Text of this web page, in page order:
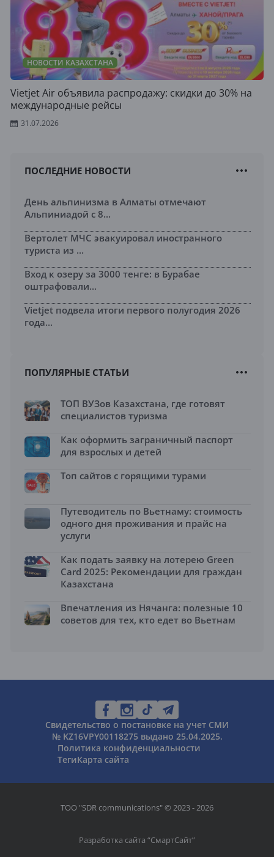
НОВОСТИ КАЗАХСТАНА
Vietjet Air объявила распродажу: скидки до 30% на
международные рейсы
31.07.2026
ПОСЛЕДНИЕ НОВОСТИ
День альпинизма в Алматы отмечают
Альпиниадой с 8...
Вертолет МЧС эвакуировал иностранного
туриста из ...
Вход к озеру за 3000 тенге: в Бурабае
оштрафовали...
Vietjet подвела итоги первого полугодия 2026
года...
ПОПУЛЯРНЫЕ СТАТЬИ
ТОП ВУЗов Казахстана, где готовят
специалистов туризма
Как оформить заграничный паспорт
для взрослых и детей
Топ сайтов с горящими турами
Путеводитель по Вьетнаму: стоимость
одного дня проживания и прайс на
услуги
Как подать заявку на лотерею Green
Card 2025: Рекомендации для граждан
Казахстана
Впечатления из Нячанга: полезные 10
советов для тех, кто едет во Вьетнам
Свидетельство о постановке на учет СМИ
№ KZ16VPY00118275 выдано 25.04.2025.
Политика конфиденциальности
ТегиКарта сайта
ТОО "SDR communications" © 2023 - 2026
Разработка сайта “СмартСайт”